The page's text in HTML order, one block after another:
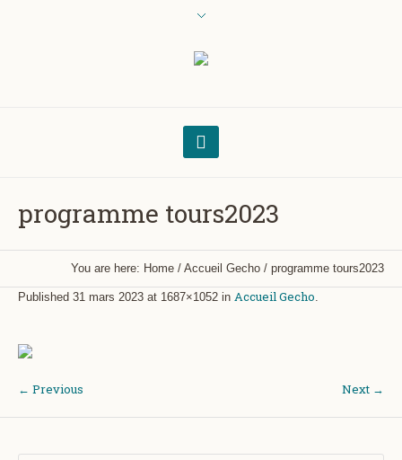
programme tours2023
You are here: Home / Accueil Gecho / programme tours2023
Published 31 mars 2023 at 1687×1052 in Accueil Gecho
← Previous Next →